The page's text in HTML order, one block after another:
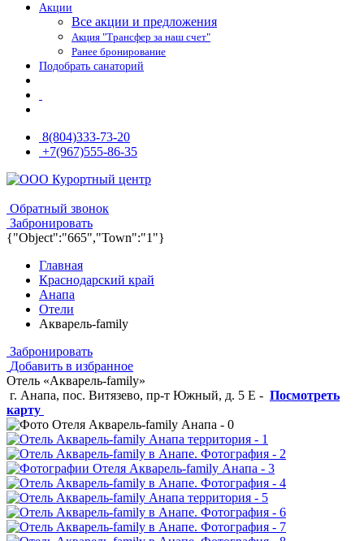
Акции
Все акции и предложения
Акция "Трансфер за наш счет"
Ранее бронирование
Подобрать санаторий
8(804)333-73-20
+7(967)555-86-35
Обратный звонок
Забронировать
{"Object":"665","Town":"1"}
Главная
Краснодарский край
Анапа
Отели
Акварель-family
Забронировать
Добавить в избранное
Отель «Акварель-family»
г. Анапа, пос. Витязево, пр-т Южный, д. 5 Е - Посмотреть
карту